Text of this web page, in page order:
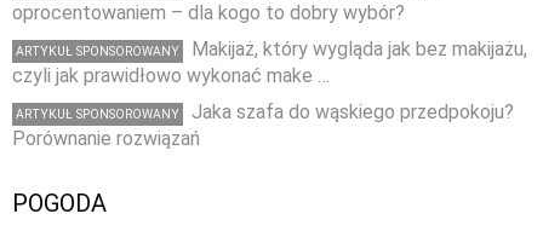
oprocentowaniem – dla kogo to dobry wybór?
ARTYKUŁ SPONSOROWANY
Makijaż, który wygląda jak bez makijażu,
czyli jak prawidłowo wykonać make …
ARTYKUŁ SPONSOROWANY
Jaka szafa do wąskiego przedpokoju?
Porównanie rozwiązań
POGODA